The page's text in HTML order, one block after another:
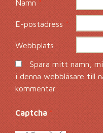
Namn*
E-postadress*
Webbplats
Spara mitt namn,
i denna webbläsare till
kommentar.
Captcha *